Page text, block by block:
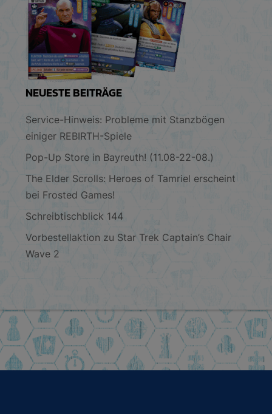
NEUESTE BEITRÄGE
Service-Hinweis: Probleme mit Stanzbögen
einiger REBIRTH-Spiele
Pop-Up Store in Bayreuth! (11.08-22-08.)
The Elder Scrolls: Heroes of Tamriel erscheint
bei Frosted Games!
Schreibtischblick 144
Vorbestellaktion zu Star Trek Captain’s Chair
Wave 2